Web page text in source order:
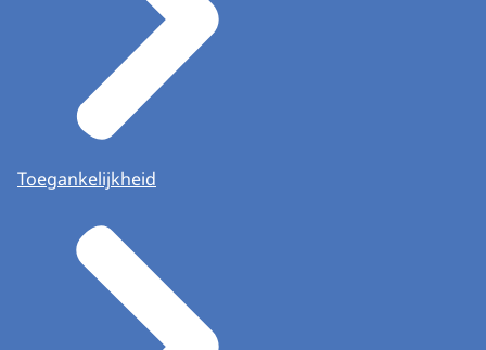
Toegankelijkheid